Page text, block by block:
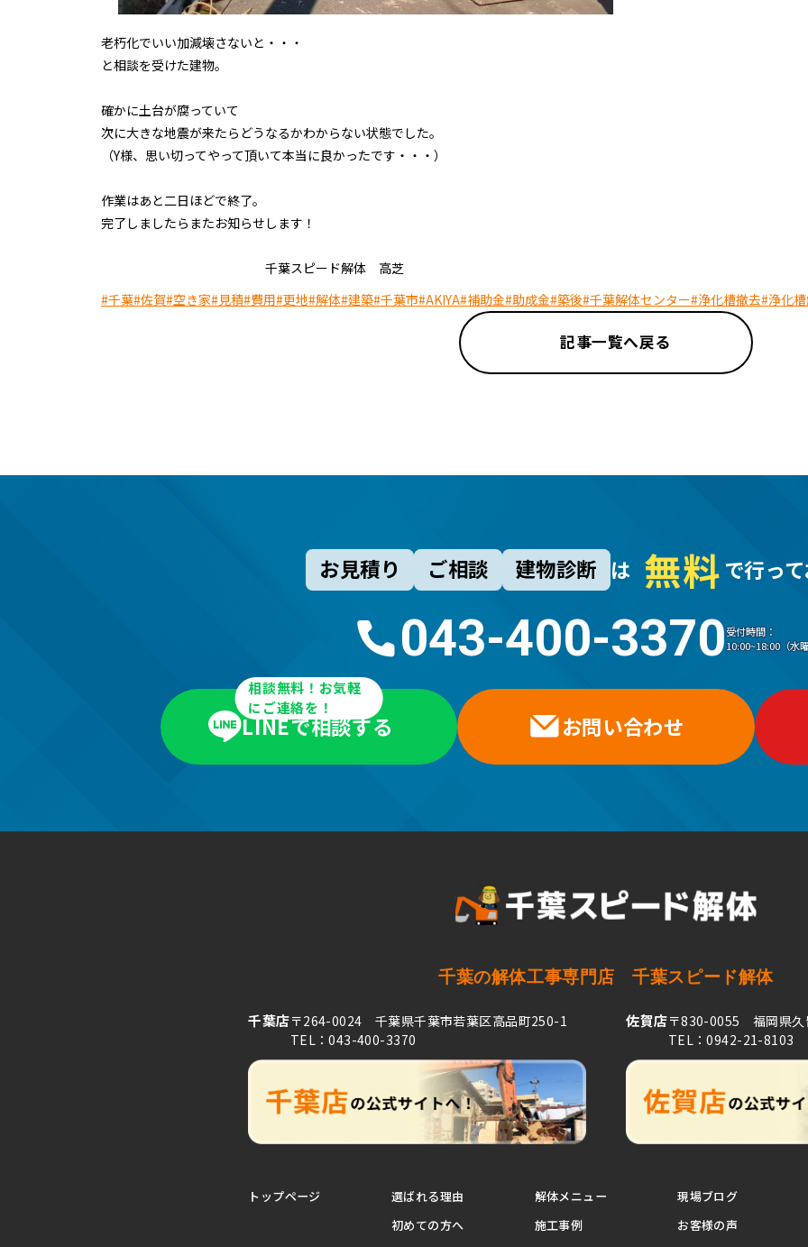
老朽化でいい加減壊さないと・・・
と相談を受けた建物。
確かに土台が腐っていて
次に大きな地震が来たらどうなるかわからない状態でした。
（Y様、思い切ってやって頂いて本当に良かったです・・・）
作業はあと二日ほどで終了。
完了しましたらまたお知らせします！
千葉スピード解体 高芝
#千葉#佐賀#空き家#見積#費用#更地#解体#建築#千葉市#AKIYA#補助金#助成金#築後#千葉解体センター#浄化槽撤去#浄化
記事一覧へ戻る
お見積り ご相談 建物診断 は 無料で行っ
043-400-3370受付時間：
10:00~18:00（水
相談無料！お気軽
にご連絡を！
LINEで相談する お問い合わせ
千葉の解体工事専門店千葉スピード解体
千葉店〒264-0024 千葉県千葉市若葉区高品町250-1
TEL：043-400-3370
佐賀店〒830-0055 福岡県久
TEL：0942-21-8103
トップページ 選ばれる理由 解体メニュー 現場ブログ
初めての方へ
施工事例 お客様の声